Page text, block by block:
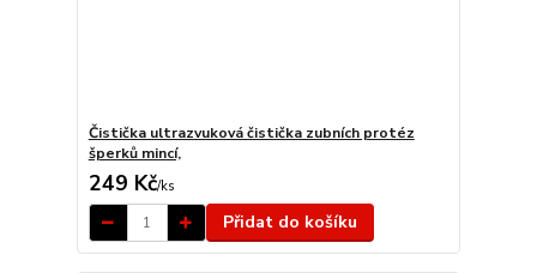
Čistička ultrazvuková čistička zubních protéz
šperků mincí,
249 Kč/ks
Přidat do košíku